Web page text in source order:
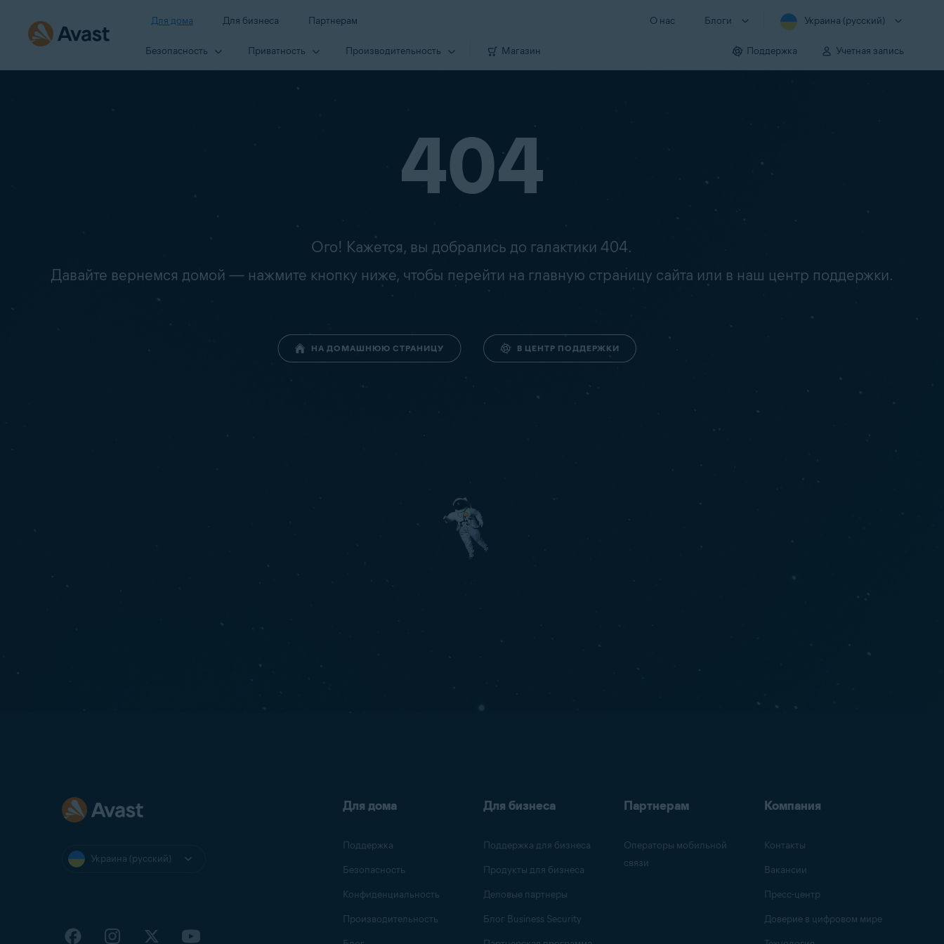
Для дома Для бизнеса Партнерам О нас Блоги Украина (русский)
Безопасность Приватность Производи­тельность Магазин Поддержка Учетная запись
404
Ого! Кажется, вы добрались до галактики 404.
Давайте вернемся домой — нажмите кнопку ниже, чтобы перейти на главную страницу сайта или в наш центр поддержки.
НА ДОМАШНЮЮ СТРАНИЦУ В ЦЕНТР ПОДДЕРЖКИ
Украина (русский)
Для дома
Поддержка
Безопасность
Конфиденциальность
Производительность
Для бизнеса
Поддержка для бизнеса
Продукты для бизнеса
Деловые партнеры
Блог Business Security
Партнерам
Операторы мобильной
связи
Компания
Контакты
Вакансии
Пресс-центр
Доверие в цифровом мире